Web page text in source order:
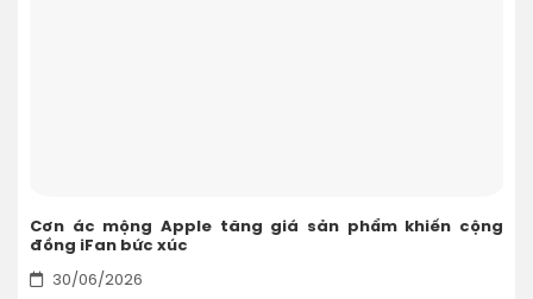
Cơn ác mộng Apple tăng giá sản phẩm khiến cộng
đồng iFan bức xúc
30/06/2026